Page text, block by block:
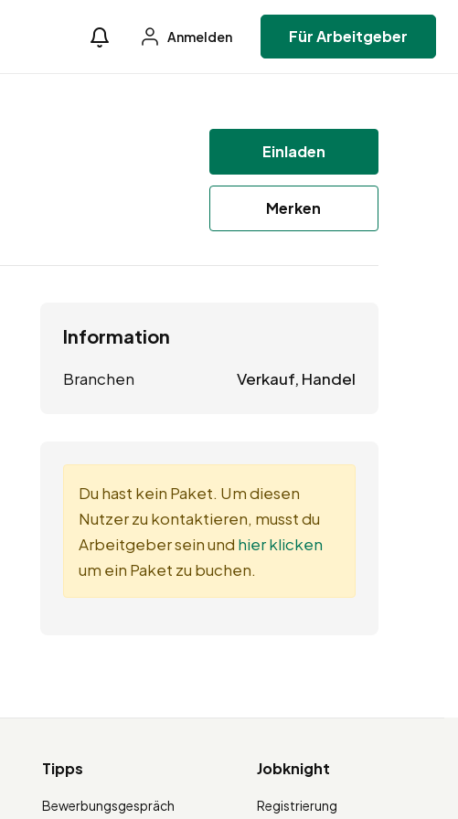
Anmelden Für Arbeitgeber
Einladen
Merken
Information
Branchen Verkauf, Handel
Du hast kein Paket. Um diesen
Nutzer zu kontaktieren, musst du
Arbeitgeber sein und hier klicken
um ein Paket zu buchen.
Tipps
Bewerbungsgespräch
Jobknight
Registrierung